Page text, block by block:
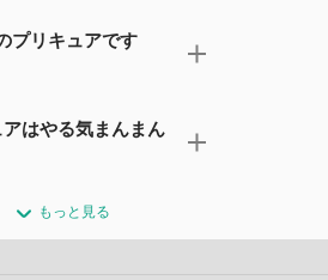
す。でも、敗れてしまいました。そ
トは、次にこころの大樹を守るプリ
見たのが、希望ヶ花市に引越しして
咲つぼみでした。(C)ＡＢＣ・東映ア
プリキュアです
た。プリキュアの登場に、さすがの
します。でも、ブロッサムはまだ自
、走ったら勢いがありすぎて止まれ
りして…。(C)ＡＢＣ・東映アニメー
はやる気まんまん
上でお弁当を食べることにします。
ュアムーンライトの夢を見るように
もっと見る